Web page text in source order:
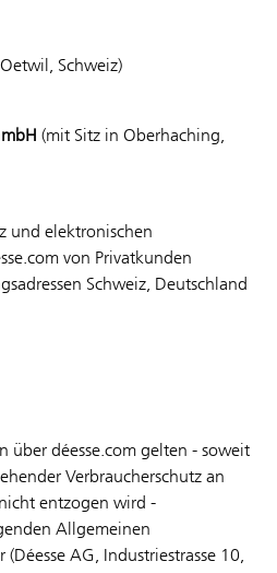
Schweiz)
(mit Sitz in Oberhaching,
und elektronischen
von Privatkunden
Schweiz, Deutschland
über déesse.com gelten - soweit
Verbraucherschutz an
entzogen wird -
Allgemeinen
AG, Industriestrasse 10,